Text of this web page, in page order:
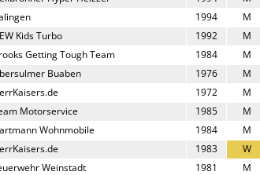
1994 M
Kids Turbo 1992 M
Getting Tough Team 1984 M
Buaben 1976 M
1972 M
Motorservice 1985 M
Wohnmobile 1984 M
1983 W
Weinstadt 1981 M